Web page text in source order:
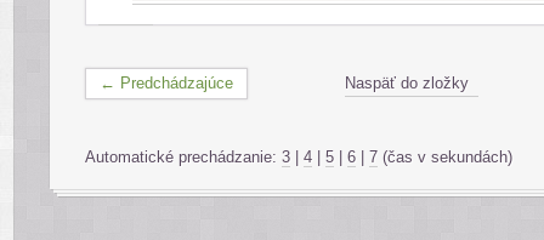
← Predchádzajúce Naspäť do zložky
Automatické prechádzanie: 3 4 5 6 7 (čas v sekundách)